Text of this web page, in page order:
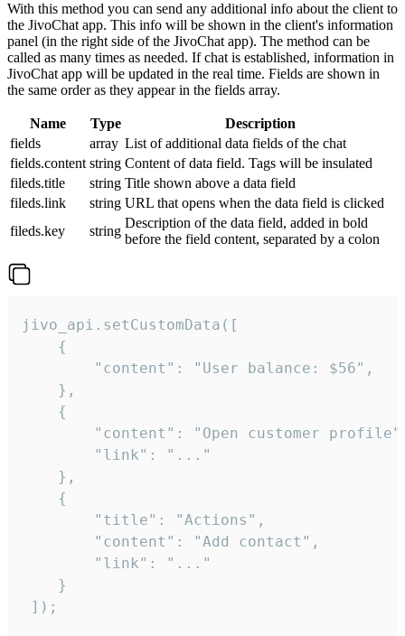
With this method you can send any additional info about the client to
the JivoChat app. This info will be shown in the client's information
panel (in the right side of the JivoChat app). The method can be
called as many times as needed. If chat is established, information in
JivoChat app will be updated in the real time. Fields are shown in
the same order as they appear in the fields array.
Name Type
Description
fields
array List of additional data fields of the chat
fields.content string Content of data field. Tags will be insulated
fileds.title
string Title shown above a data field
fileds.link
string URL that opens when the data field is clicked
fileds.key
string
Description of the data field, added in bold
before the field content, separated by a colon
jivo_api.setCustomData([
    {
        "content": "User balance: $56",
    },
    {
"content": "Open customer
        "link": "..."
    },
    {
        "title": "Actions",
        "content": "Add contact",
        "link": "..."
    }
]);